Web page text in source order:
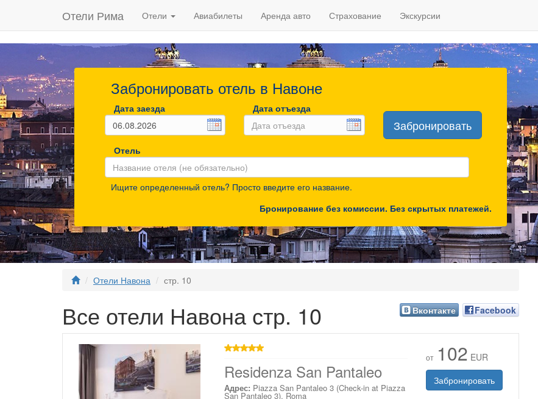
Отели Рима Отели Авиабилеты Аренда авто Страхование Экскурсии
Забронировать отель в Навоне
Дата заезда Дата отъезда
Забронировать
Отель
Ищите определенный отель? Просто введите его название.
Бронирование без комиссии. Без скрытых платежей.
Отели Навона стр. 10
Все отели Навона стр. 10 Facebook
Вконтакте
Residenza San Pantaleo
Адрес: Piazza San Pantaleo 3 (Check-in at Piazza
San Pantaleo 3), Roma
от 102 EUR
Забронировать